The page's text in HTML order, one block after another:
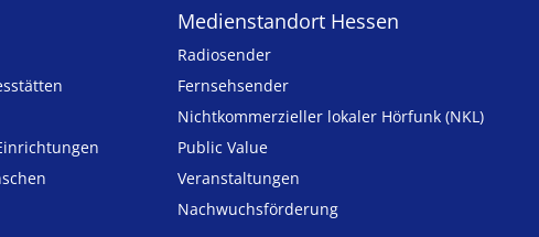
Medienstandort Hessen
Radiosender
Fernsehsender
Nicht­kommer­zieller lo­ka­ler Hör­funk (NKL)
Public Value
Veranstaltungen
Nachwuchsförderung